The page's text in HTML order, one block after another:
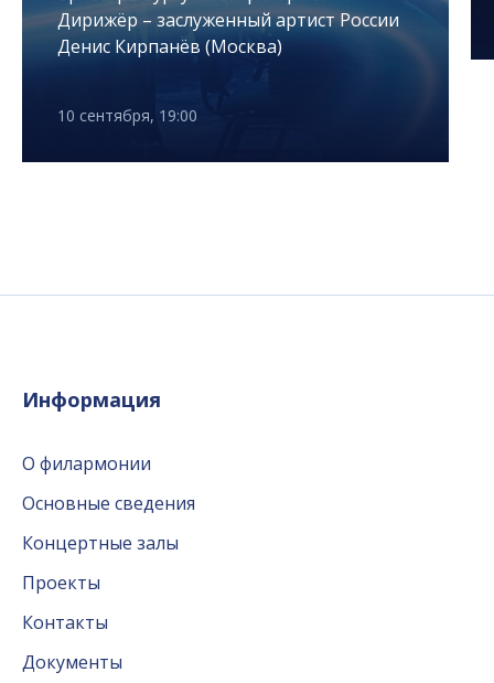
Дирижёр – заслуженный артист России
Денис Кирпанёв (Москва)
10 сентября, 19:00
Информация
О филармонии
Основные сведения
Концертные залы
Проекты
Контакты
Документы